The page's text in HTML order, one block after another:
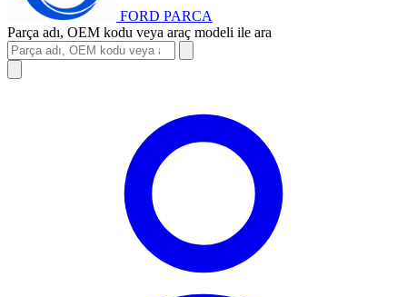
FORD PARCA
Parça adı, OEM kodu veya araç modeli ile ara